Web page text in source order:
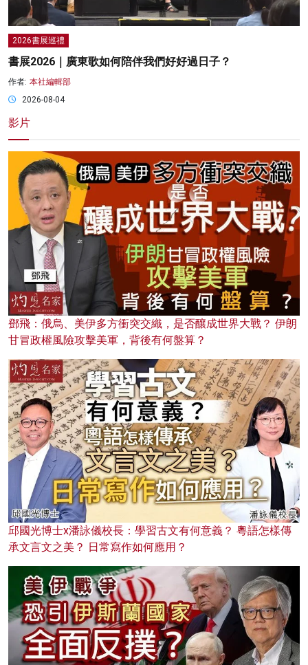
2026書展巡禮
書展2026｜廣東歌如何陪伴我們好好過日子？
作者: 本社編輯部
2026-08-04
影片
鄧飛：俄烏、美伊多方衝突交織，是否釀成世界大戰？ 伊朗
甘冒政權風險攻擊美軍，背後有何盤算？
邱國光博士x潘詠儀校長：學習古文有何意義？ 粵語怎樣傳
承文言文之美？ 日常寫作如何應用？